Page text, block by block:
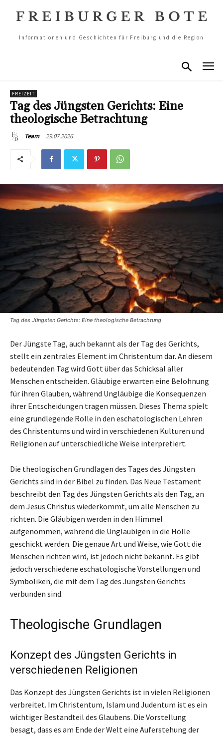
Informationen und Geschichten für Freiburg und die Region
FREIZEIT
Tag des Jüngsten Gerichts: Eine
theologische Betrachtung
Team 29.07.2026
Tag des Jüngsten Gerichts: Eine theologische Betrachtung
Der Jüngste Tag, auch bekannt als der Tag des Gerichts,
stellt ein zentrales Element im Christentum dar. An diesem
bedeutenden Tag wird Gott über das Schicksal aller
Menschen entscheiden. Gläubige erwarten eine Belohnung
für ihren Glauben, während Ungläubige die Konsequenzen
ihrer Entscheidungen tragen müssen. Dieses Thema spielt
eine grundlegende Rolle in den eschatologischen Lehren
des Christentums und wird in verschiedenen Kulturen und
Religionen auf unterschiedliche Weise interpretiert.
Die theologischen Grundlagen des Tages des Jüngsten
Gerichts sind in der Bibel zu finden. Das Neue Testament
beschreibt den Tag des Jüngsten Gerichts als den Tag, an
dem Jesus Christus wiederkommt, um alle Menschen zu
richten. Die Gläubigen werden in den Himmel
aufgenommen, während die Ungläubigen in die Hölle
geschickt werden. Die genaue Art und Weise, wie Gott die
Menschen richten wird, ist jedoch nicht bekannt. Es gibt
jedoch verschiedene eschatologische Vorstellungen und
Symboliken, die mit dem Tag des Jüngsten Gerichts
verbunden sind.
Theologische Grundlagen
Konzept des Jüngsten Gerichts in
verschiedenen Religionen
Das Konzept des Jüngsten Gerichts ist in vielen Religionen
verbreitet. Im Christentum, Islam und Judentum ist es ein
wichtiger Bestandteil des Glaubens. Die Vorstellung
besagt, dass es am Ende der Welt eine Auferstehung der